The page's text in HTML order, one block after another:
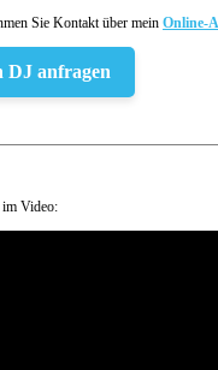
Sie Kontakt über mein Online-
DJ anfragen
im Video: